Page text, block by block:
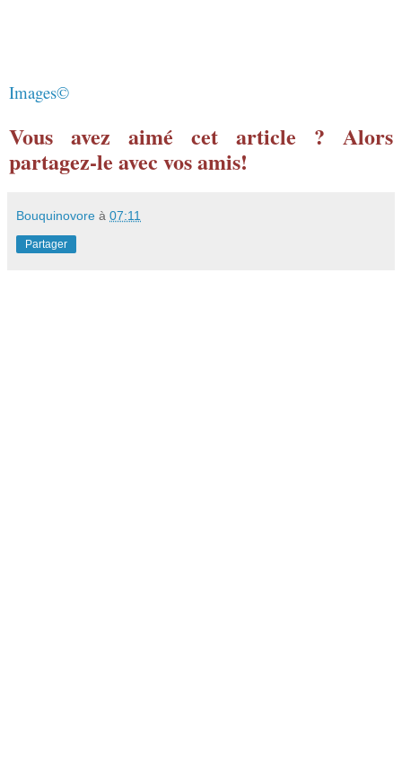
Images©
Vous avez aimé cet article ? Alors
partagez-le avec vos amis!
Bouquinovore à 07:11
Partager